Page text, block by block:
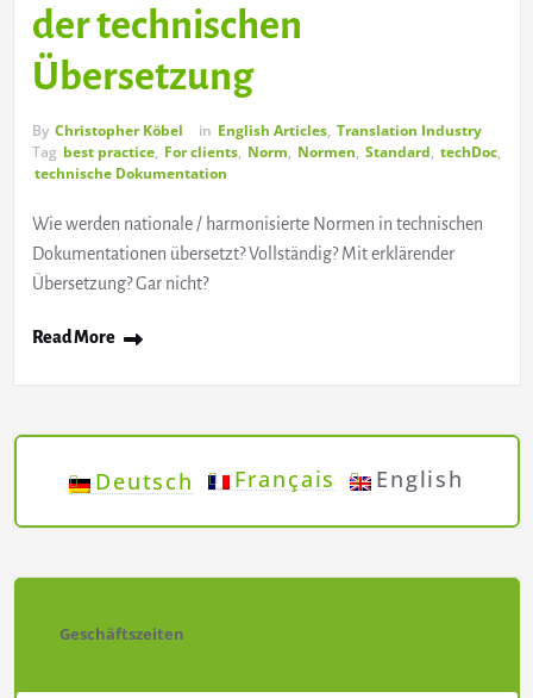
der technischen
Übersetzung
By Christopher Köbel in English Articles, Translation Industry
Tag best practice, For clients, Norm, Normen, Standard, techDoc,
technische Dokumentation
Wie werden nationale / harmonisierte Normen in technischen
Dokumentationen übersetzt? Vollständig? Mit erklärender
Übersetzung? Gar nicht?
Read More
Deutsch Français English
Geschäftszeiten